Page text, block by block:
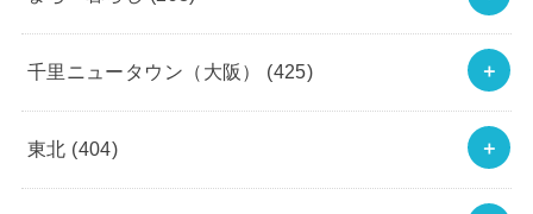
千里ニュータウン（大阪） (425)
東北 (404)